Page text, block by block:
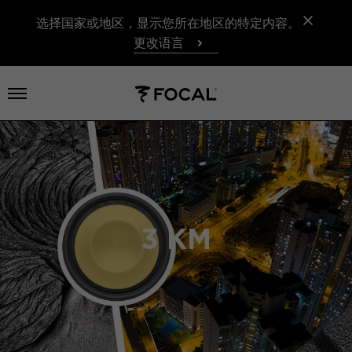
选择国家或地区，显示您所在地区的特定内容。
更改语言
打开菜单
3 KM